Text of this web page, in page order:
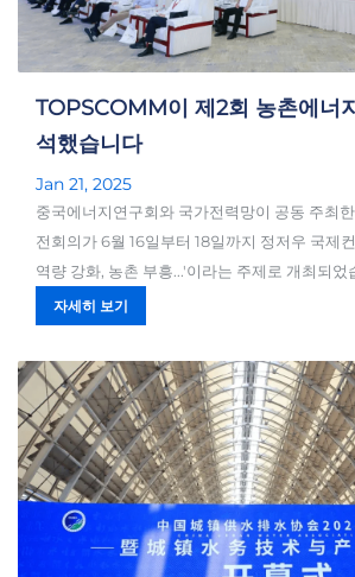
TOPSCOMM이 제2회 농촌에너
석했습니다
Jan 21, 2025
중국에너지연구회와 국가전력망이 공동 주최
전회의가 6월 16일부터 18일까지 정저우 국제
역량 강화, 농촌 부흥...'이라는 주제로 개최되었
자세히 보기